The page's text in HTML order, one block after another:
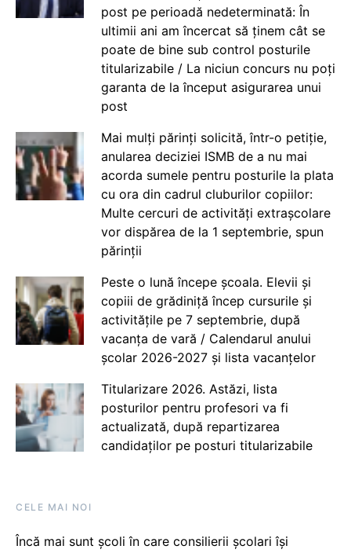
post pe perioadă nedeterminată: În
ultimii ani am încercat să ținem cât se
poate de bine sub control posturile
titularizabile / La niciun concurs nu poți
garanta de la început asigurarea unui
post
Mai mulți părinți solicită, într-o petiție,
anularea deciziei ISMB de a nu mai
acorda sumele pentru posturile la plata
cu ora din cadrul cluburilor copiilor:
Multe cercuri de activități extrașcolare
vor dispărea de la 1 septembrie, spun
părinții
Peste o lună începe școala. Elevii și
copiii de grădiniță încep cursurile și
activitățile pe 7 septembrie, după
vacanța de vară / Calendarul anului
școlar 2026-2027 și lista vacanțelor
Titularizare 2026. Astăzi, lista
posturilor pentru profesori va fi
actualizată, după repartizarea
candidaților pe posturi titularizabile
CELE MAI NOI
Încă mai sunt școli în care consilierii școlari își